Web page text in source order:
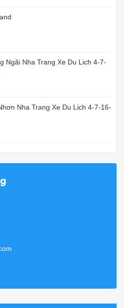
Ngãi Nha Trang Xe Du Lich 4-7-
Nha Trang Xe Du Lich 4-7-16-